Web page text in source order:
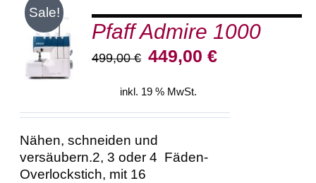
Sale!
IN DEN
WARENKORB
/
DETAILS
Pfaff Admire 1000
499,00€ Ursprünglicher
war:
449,00€Aktueller
inkl. 19 % MwSt.
Nähen, schneiden und
versäubern.2, 3 oder 4 Fäden-
Overlockstich, mit 16